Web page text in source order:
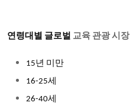
연령대별 글로벌 교육 관광 시장
15년 미만
16-25세
26-40세